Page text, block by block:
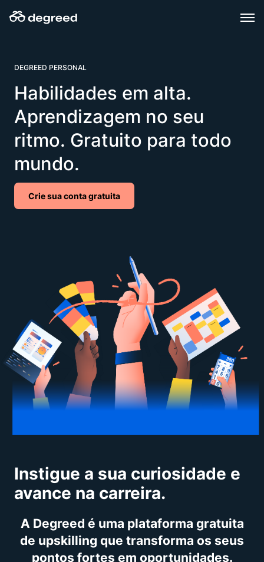
DEGREED PERSONAL
Habilidades em alta.
Aprendizagem no seu
ritmo. Gratuito para todo
mundo.
Crie sua conta gratuita
Instigue a sua curiosidade e
avance na carreira.
A Degreed é uma plataforma gratuita
de upskilling que transforma os seus
pontos fortes em oportunidades.